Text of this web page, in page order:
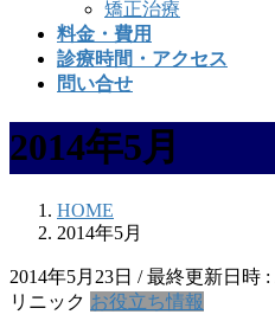
矯正治療
料金・費用
診療時間・アクセス
問い合せ
2014年5月
HOME
2014年5月
2014年5月23日 / 最終更新日時 :
リニック お役立ち情報